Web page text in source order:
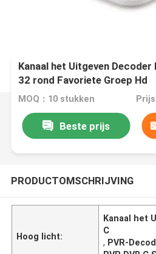
Kanaal het Uitgeven Decoder
32 rond Favoriete Groep Hd
MOQ：10 stukken
Beste prijs
PRODUCTOMSCHRIJVING
Hoog licht:
Kanaal het
C
, PVR-